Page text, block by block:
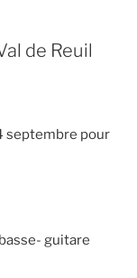
de Reuil
septembre pour
guitare